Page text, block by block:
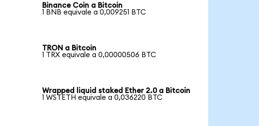
Binance Coin a Bitcoin
1 BNB equivale a 0,009251 BTC
TRON a Bitcoin
1 TRX equivale a 0,00000506 BTC
Wrapped liquid staked Ether 2.0 a Bitcoin
1 WSTETH equivale a 0,036220 BTC